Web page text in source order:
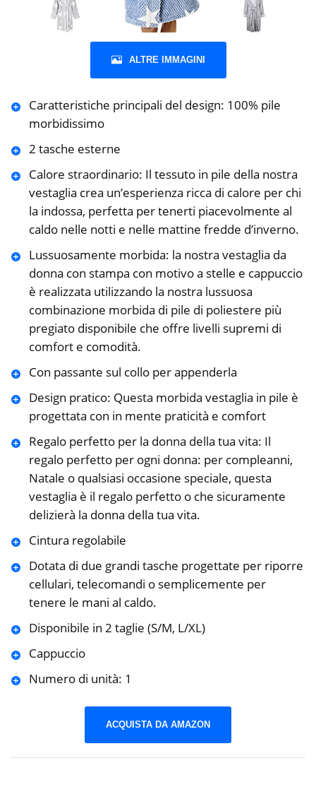
ALTRE IMMAGINI
Caratteristiche principali del design: 100% pile
morbidissimo
2 tasche esterne
Calore straordinario: Il tessuto in pile della nostra
vestaglia crea un’esperienza ricca di calore per chi
la indossa, perfetta per tenerti piacevolmente al
caldo nelle notti e nelle mattine fredde d’inverno.
Lussuosamente morbida: la nostra vestaglia da
donna con stampa con motivo a stelle e cappuccio
è realizzata utilizzando la nostra lussuosa
combinazione morbida di pile di poliestere più
pregiato disponibile che offre livelli supremi di
comfort e comodità.
Con passante sul collo per appenderla
Design pratico: Questa morbida vestaglia in pile è
progettata con in mente praticità e comfort
Regalo perfetto per la donna della tua vita: Il
regalo perfetto per ogni donna: per compleanni,
Natale o qualsiasi occasione speciale, questa
vestaglia è il regalo perfetto o che sicuramente
delizierà la donna della tua vita.
Cintura regolabile
Dotata di due grandi tasche progettate per riporre
cellulari, telecomandi o semplicemente per
tenere le mani al caldo.
Disponibile in 2 taglie (S/M, L/XL)
Cappuccio
Numero di unità: 1
ACQUISTA DA AMAZON